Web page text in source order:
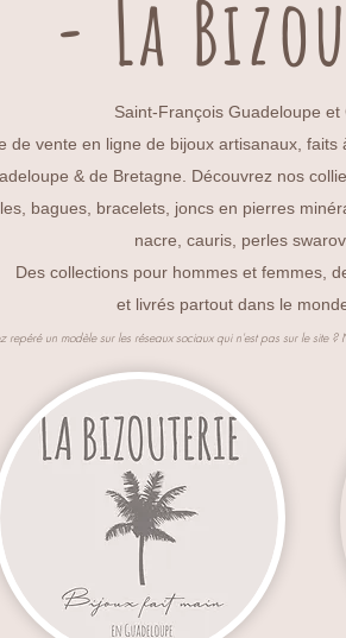
- La
Saint-François Guadeloupe
de vente en ligne de bijoux artisanaux,
& de Bretagne. Découvrez nos
bagues, bracelets, joncs en pierres
nacre, cauris, perles
Des collections pour hommes et femmes,
et livrés partout dans le
repéré un modèle sur les réseaux sociaux qui n'est pas sur le site ?